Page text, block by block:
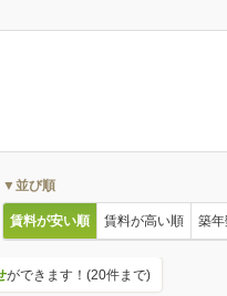
▼並び順
賃料が安い順 賃料が高い順 築
ができます！(20件まで)